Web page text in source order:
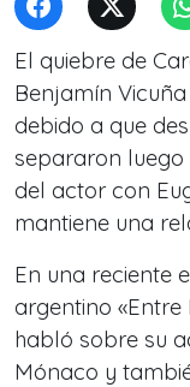
El quiebre de
Benjamín
debido a que
separaron luego
del actor con
mantiene una
En una reciente
argentino
habló sobre su
Mónaco y